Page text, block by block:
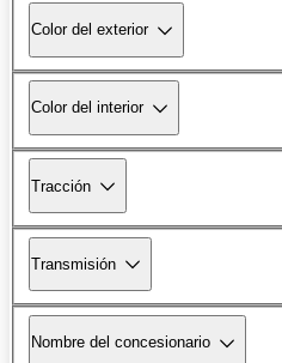
Color del exterior
Color del interior
Tracción
Transmisión
Nombre del concesionario